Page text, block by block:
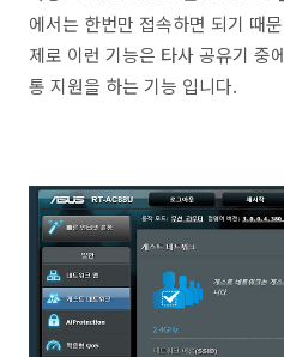
에서는 한번만 접속하면 되기 때
제로 이런 기능은 타사 공유기 중
통 지원을 하는 기능 입니다.